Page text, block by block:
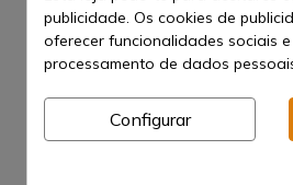
Valor do
Faixa de
Distância de
publicidade. Os cookies de
oferecer funcionalidades sociais
processamento de dados
Configurar